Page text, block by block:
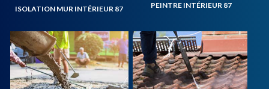
ISOLATION MUR INTÉRIEUR 87 PEINTRE INTÉRIEUR 87